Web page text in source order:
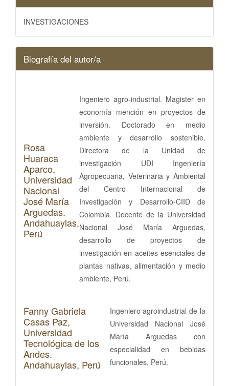
INVESTIGACIONES
Biografía del autor/a
Rosa
Huaraca
Aparco,
Universidad
Nacional
José María
Arguedas.
Andahuaylas,
Perú
Ingeniero agro-industrial. Magister en
economía mención en proyectos de
inversión. Doctorado en medio
ambiente y desarrollo sostenible.
Directora de la Unidad de
investigación UDI Ingeniería
Agropecuaria, Veterinaria y Ambiental
del Centro Internacional de
Investigación y Desarrollo-CIID de
Colombia. Docente de la Universidad
Nacional José María Arguedas,
desarrollo de proyectos de
investigación en aceites esenciales de
plantas nativas, alimentación y medio
ambiente, Perú.
Fanny Gabriela
Casas Paz,
Universidad
Tecnológica de los
Andes.
Andahuaylas, Perú
Ingeniero agroindustrial de la
Universidad Nacional José
María Arguedas con
especialidad en bebidas
funcionales, Perú.